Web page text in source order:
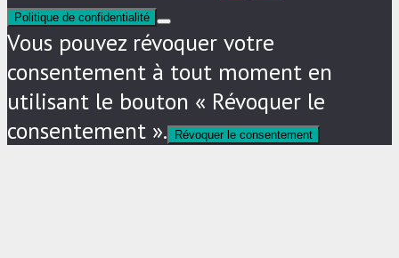
Politique de confidentialité
Vous pouvez révoquer votre
consentement à tout moment en
utilisant le bouton « Révoquer le
consentement ».
Révoquer le consentement